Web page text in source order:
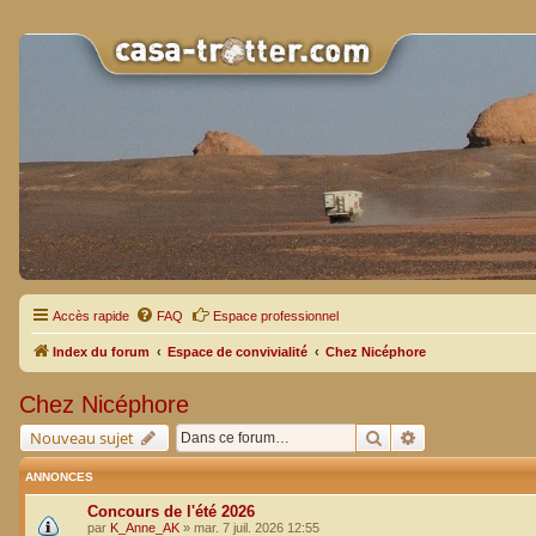
Accès rapide FAQ Espace professionnel
Index du forum Espace de convivialité Chez Nicéphore
Chez Nicéphore
Nouveau sujet Rechercher
ANNONCES
Concours de l'été 2026
par K_Anne_AK » mar. 7 juil. 2026 12:55